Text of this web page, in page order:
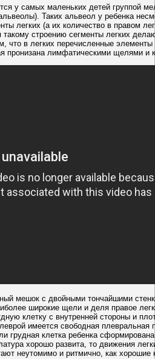
у самых маленьких детей группой
Таких альвеол у ребенка
легких (а их количество в правом
строению сегменты легких
что в легких перечисленные
пронизана лимфатическими щелями и
мешок с двойными тончайшими
широкие щели и деля правое
клетку с внутренней стороны и
имеется свободная
грудная клетка ребенка
хорошо развита, то движения
неутомимо и ритмично, как хорошие